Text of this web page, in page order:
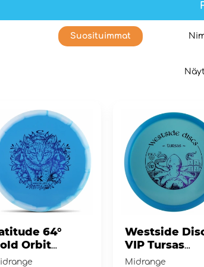
Suosituimmat
64°
Orbit
Kristin
Westside
VIP Tursas
Turquoise
Midrange